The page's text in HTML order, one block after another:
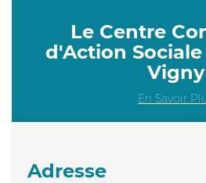
Le Centre
d'Action Sociale
Vigny
En Savoir
Adresse